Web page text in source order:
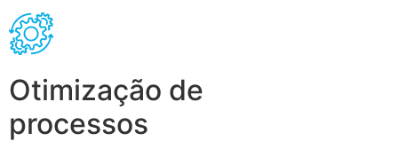
Otimização de
processos